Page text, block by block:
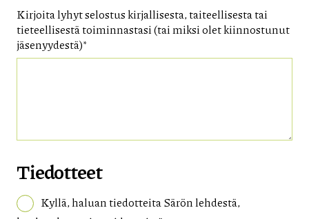
Kirjoita lyhyt selostus kirjallisesta, taiteellisesta tai
tieteellisestä toiminnastasi (tai miksi olet kiinnostunut
jäsenyydestä)*
Tiedotteet
Kyllä, haluan tiedotteita Särön lehdestä,